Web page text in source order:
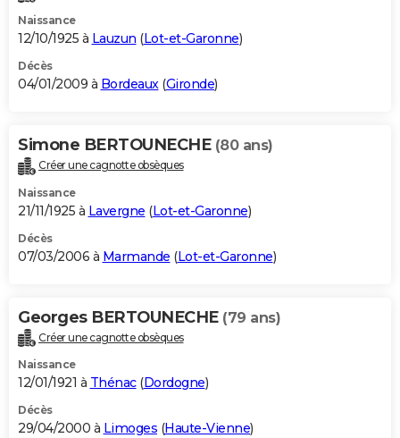
Naissance
12/10/1925 à Lauzun (Lot-et-Garonne)
Décès
04/01/2009 à Bordeaux(Gironde)
Simone BERTOUNECHE (80 ans)
Créer une cagnotte obsèques
Naissance
21/11/1925 à Lavergne (Lot-et-Garonne)
Décès
07/03/2006 à Marmande (Lot-et-Garonne)
Georges BERTOUNECHE (79 ans)
Créer une cagnotte obsèques
Naissance
12/01/1921 à Thénac(Dordogne)
Décès
29/04/2000 à Limoges (Haute-Vienne)